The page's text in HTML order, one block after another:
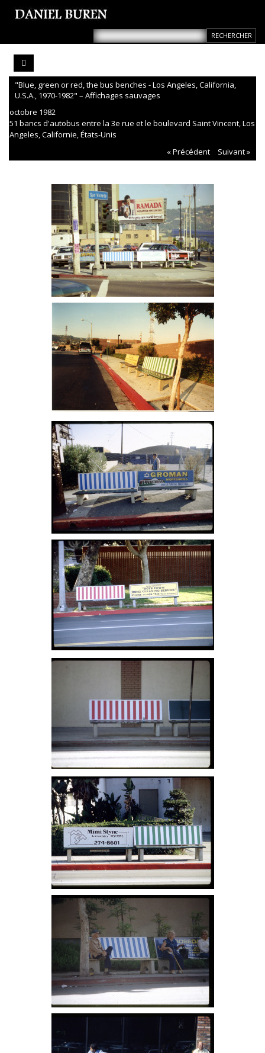
"Blue, green or red, the bus benches - Los Angeles, California,
U.S.A., 1970-1982" – Affichages sauvages
octobre 1982
51 bancs d'autobus entre la 3e rue et le boulevard Saint Vincent, Los
Angeles, Californie, États-Unis
« Précédent
Suivant »